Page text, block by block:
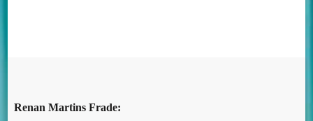
Renan Martins Frade: